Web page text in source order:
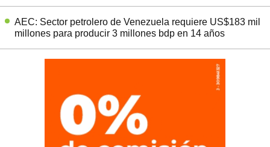
AEC: Sector petrolero de Venezuela requiere US$183 mil
millones para producir 3 millones bdp en 14 años